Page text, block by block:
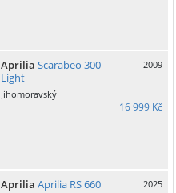
Aprilia Scarabeo 300
Light
2009
Jihomoravský
16 999 Kč
Aprilia Aprilia RS 660
2025